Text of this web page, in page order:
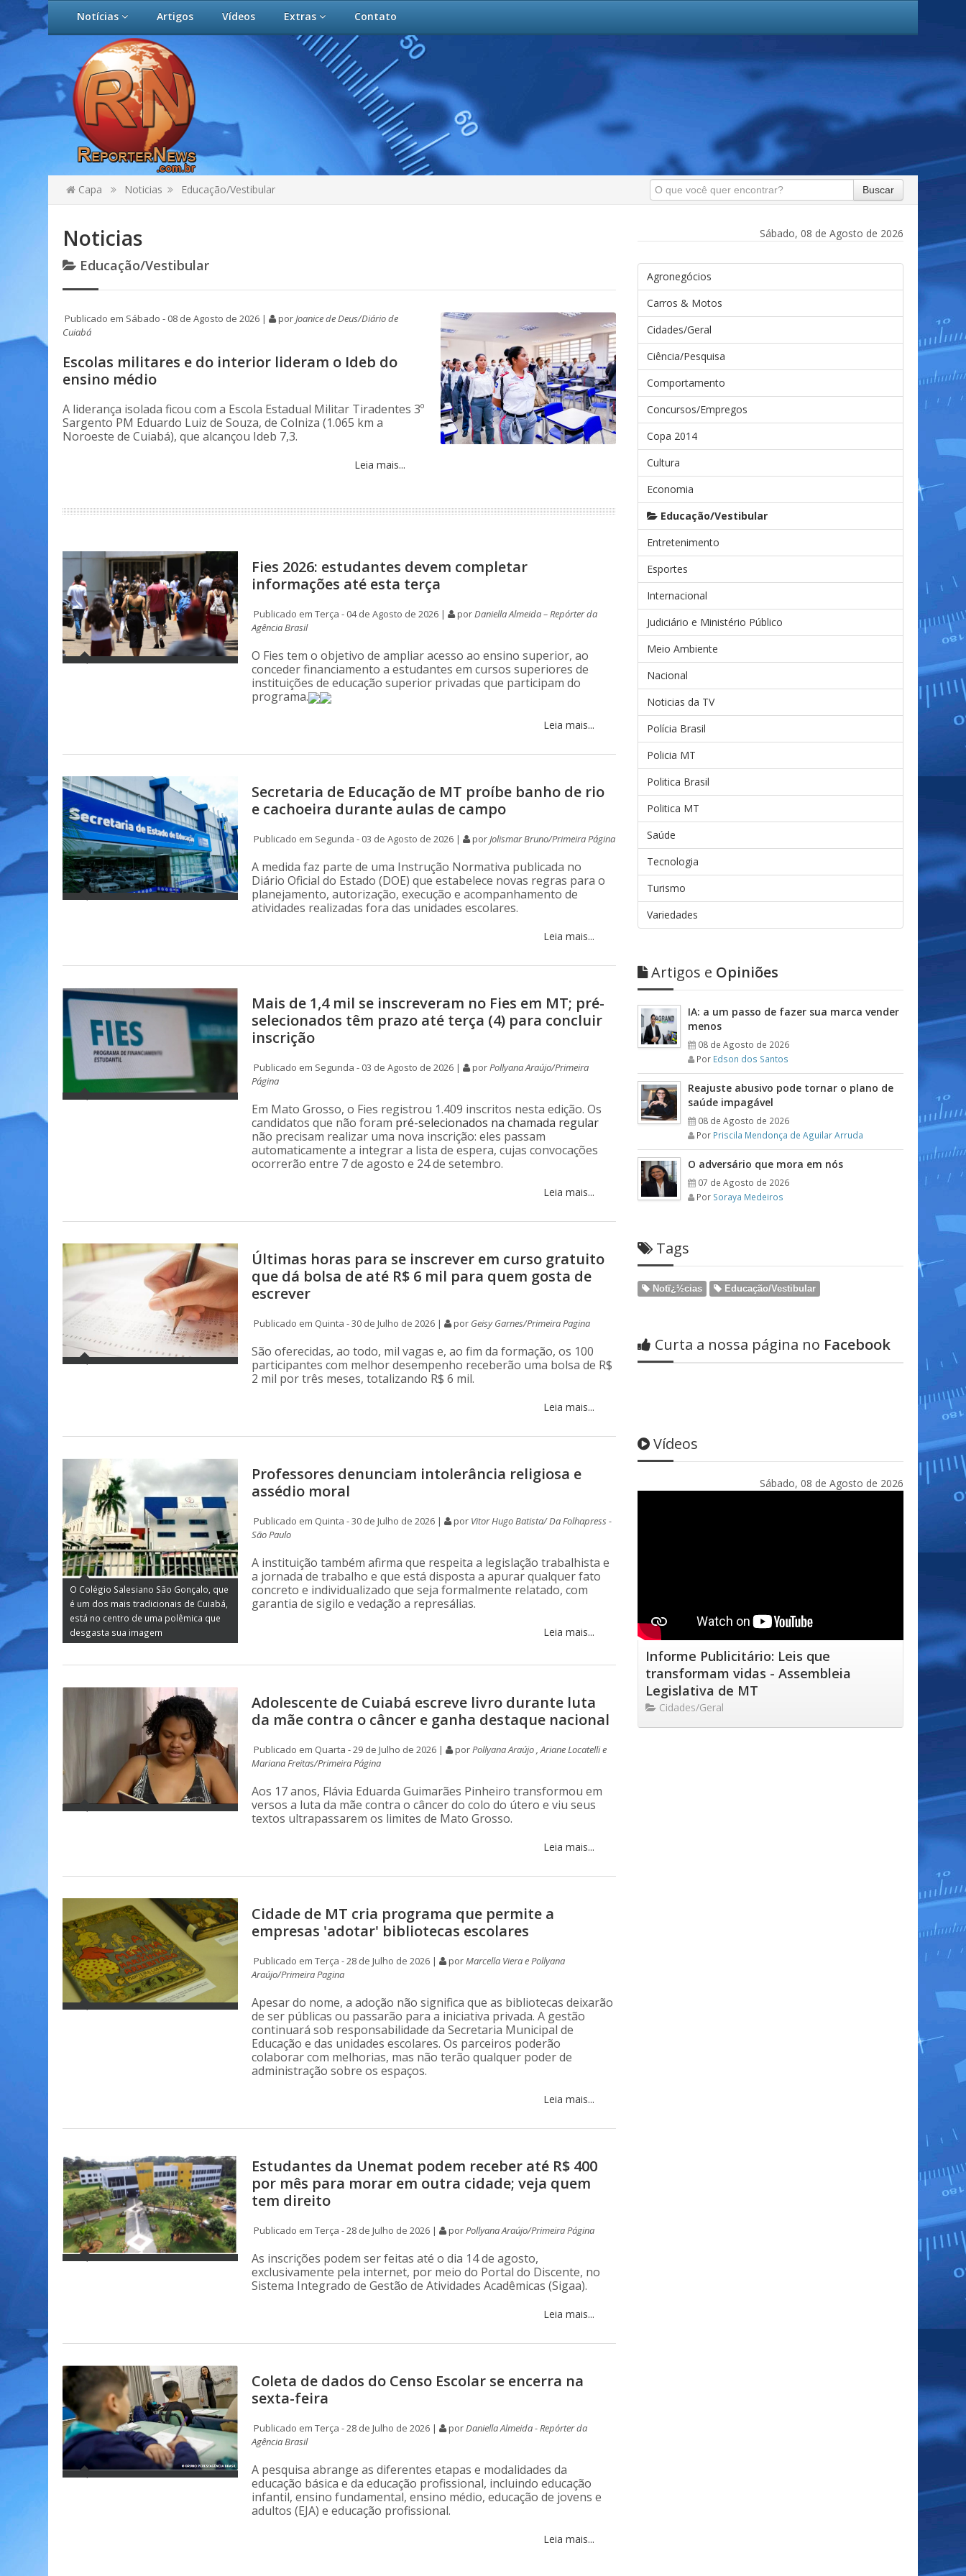
Notícias Artigos Vídeos Extras Contato
Capa Noticias Educação/Vestibular Buscar
Noticias
Educação/Vestibular
Publicado em Sábado - 08 de Agosto de 2026 | porJoanice de Deus/Diário de
Cuiabá
Escolas militares e do interior lideram o Ideb do
ensino médio
A liderança isolada ficou com a Escola Estadual Militar Tiradentes 3º
Sargento PM Eduardo Luiz de Souza, de Colniza (1.065 km a
Noroeste de Cuiabá), que alcançou Ideb 7,3.
Leia mais...
Fies 2026: estudantes devem completar
informações até esta terça
Publicado em Terça - 04 de Agosto de 2026 | porDaniella Almeida – Repórter da
Agência Brasil
O Fies tem o objetivo de ampliar acesso ao ensino superior, ao
conceder financiamento a estudantes em cursos superiores de
instituições de educação superior privadas que participam do
programa.
Leia mais...
Secretaria de Educação de MT proíbe banho de rio
e cachoeira durante aulas de campo
Publicado em Segunda - 03 de Agosto de 2026 | porJolismar Bruno/Primeira Página
A medida faz parte de uma Instrução Normativa publicada no
Diário Oficial do Estado (DOE) que estabelece novas regras para o
planejamento, autorização, execução e acompanhamento de
atividades realizadas fora das unidades escolares.
Leia mais...
Mais de 1,4 mil se inscreveram no Fies em MT; pré-
selecionados têm prazo até terça (4) para concluir
inscrição
Publicado em Segunda - 03 de Agosto de 2026 | porPollyana Araújo/Primeira
Página
Em Mato Grosso, o Fies registrou 1.409 inscritos nesta edição. Os
candidatos que não foram pré-selecionados na chamada regular
não precisam realizar uma nova inscrição: eles passam
automaticamente a integrar a lista de espera, cujas convocações
ocorrerão entre 7 de agosto e 24 de setembro.
Leia mais...
Últimas horas para se inscrever em curso gratuito
que dá bolsa de até R$ 6 mil para quem gosta de
escrever
Publicado em Quinta - 30 de Julho de 2026 | por Geisy Garnes/Primeira Pagina
São oferecidas, ao todo, mil vagas e, ao fim da formação, os 100
participantes com melhor desempenho receberão uma bolsa de R$
2 mil por três meses, totalizando R$ 6 mil.
Leia mais...
O Colégio Salesiano São Gonçalo, que
é um dos mais tradicionais de Cuiabá,
está no centro de uma polêmica que
desgasta sua imagem
Professores denunciam intolerância religiosa e
assédio moral
Publicado em Quinta - 30 de Julho de 2026 | por Vitor Hugo Batista/ Da Folhapress -
São Paulo
A instituição também afirma que respeita a legislação trabalhista e
a jornada de trabalho e que está disposta a apurar qualquer fato
concreto e individualizado que seja formalmente relatado, com
garantia de sigilo e vedação a represálias.
Leia mais...
Adolescente de Cuiabá escreve livro durante luta
da mãe contra o câncer e ganha destaque nacional
Publicado em Quarta - 29 de Julho de 2026 | por Pollyana Araújo , Ariane Locatelli e
Mariana Freitas/Primeira Página
Aos 17 anos, Flávia Eduarda Guimarães Pinheiro transformou em
versos a luta da mãe contra o câncer do colo do útero e viu seus
textos ultrapassarem os limites de Mato Grosso.
Leia mais...
Cidade de MT cria programa que permite a
empresas 'adotar' bibliotecas escolares
Publicado em Terça - 28 de Julho de 2026 | porMarcella Viera e Pollyana
Araújo/Primeira Pagina
Apesar do nome, a adoção não significa que as bibliotecas deixarão
de ser públicas ou passarão para a iniciativa privada. A gestão
continuará sob responsabilidade da Secretaria Municipal de
Educação e das unidades escolares. Os parceiros poderão
colaborar com melhorias, mas não terão qualquer poder de
administração sobre os espaços.
Leia mais...
Estudantes da Unemat podem receber até R$ 400
por mês para morar em outra cidade; veja quem
tem direito
Publicado em Terça - 28 de Julho de 2026 | por Pollyana Araújo/Primeira Página
As inscrições podem ser feitas até o dia 14 de agosto,
exclusivamente pela internet, por meio do Portal do Discente, no
Sistema Integrado de Gestão de Atividades Acadêmicas (Sigaa).
Leia mais...
Coleta de dados do Censo Escolar se encerra na
sexta-feira
Publicado em Terça - 28 de Julho de 2026 | por Daniella Almeida - Repórter da
Agência Brasil
A pesquisa abrange as diferentes etapas e modalidades da
educação básica e da educação profissional, incluindo educação
infantil, ensino fundamental, ensino médio, educação de jovens e
adultos (EJA) e educação profissional.
Leia mais...
Sábado, 08 de Agosto de 2026
Agronegócios
Carros & Motos
Cidades/Geral
Ciência/Pesquisa
Comportamento
Concursos/Empregos
Copa 2014
Cultura
Economia
Educação/Vestibular
Entretenimento
Esportes
Internacional
Judiciário e Ministério Público
Meio Ambiente
Nacional
Noticias da TV
Polícia Brasil
Policia MT
Politica Brasil
Politica MT
Saúde
Tecnologia
Turismo
Variedades
Artigos e Opiniões
IA: a um passo de fazer sua marca vender
menos
08 de Agosto de 2026
Por Edson dos Santos
Reajuste abusivo pode tornar o plano de
saúde impagável
08 de Agosto de 2026
Por Priscila Mendonça de Aguilar Arruda
O adversário que mora em nós
07 de Agosto de 2026
Por Soraya Medeiros
Tags
Notï¿½cias Educação/Vestibular
Curta a nossa página no Facebook
Vídeos
Sábado, 08 de Agosto de 2026
Informe Publicitário: Leis que
transformam vidas - Assembleia
Legislativa de MT
Cidades/Geral